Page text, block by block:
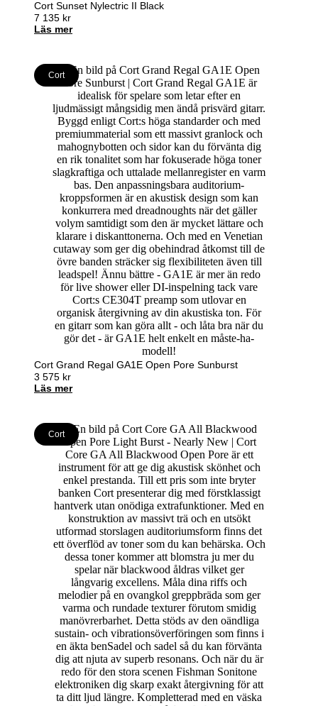
Cort Sunset Nylectric II Black
7 135 kr
Läs mer
Cort
Cort Grand Regal GA1E Open Pore Sunburst
3 575 kr
Läs mer
Cort